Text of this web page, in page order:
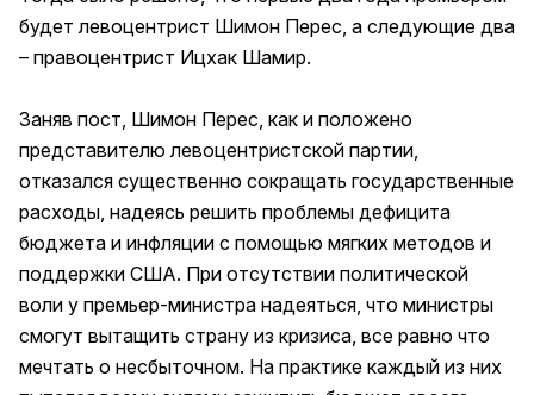
будет левоцентрист Шимон Перес, а следующие два
– правоцентрист Ицхак Шамир.
Заняв пост, Шимон Перес, как и положено
представителю левоцентристской партии,
отказался существенно сокращать государственные
расходы, надеясь решить проблемы дефицита
бюджета и инфляции с помощью мягких методов и
поддержки США. При отсутствии политической
воли у премьер-министра надеяться, что министры
смогут вытащить страну из кризиса, все равно что
мечтать о несбыточном. На практике каждый из них